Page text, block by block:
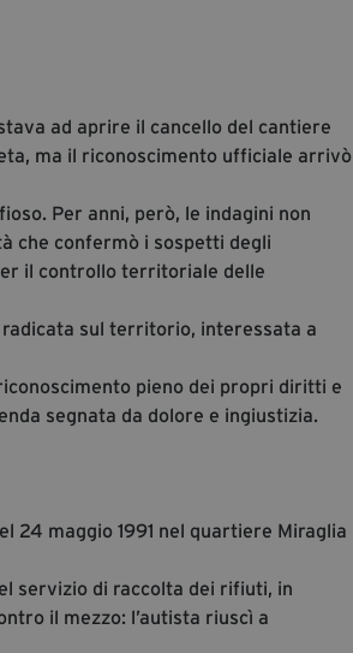
ad aprire il cancello del cantiere
ma il riconoscimento ufficiale arrivò
Per anni, però, le indagini non
che confermò i sospetti degli
il controllo territoriale delle
sul territorio, interessata a
pieno dei propri diritti e
segnata da dolore e ingiustizia.
24 maggio 1991 nel quartiere Miraglia
servizio di raccolta dei rifiuti, in
il mezzo: l’autista riuscì a